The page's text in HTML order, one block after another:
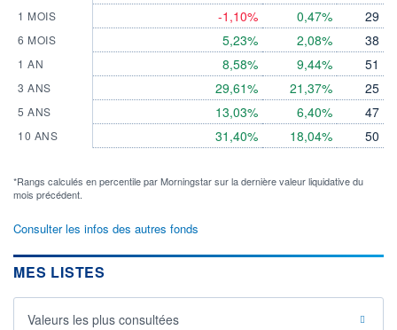
1 MOIS
6 MOIS
1 AN
3 ANS
5 ANS
10 ANS
-1,10%
5,23%
8,58%
29,61%
13,03%
31,40%
0,47%
2,08%
9,44%
21,37%
6,40%
18,04%
29
38
51
25
47
50
*Rangs calculés en percentile par Morningstar sur la dernière valeur liquidative du
mois précédent.
Consulter les infos des autres fonds
MES LISTES
Valeurs les plus consultées